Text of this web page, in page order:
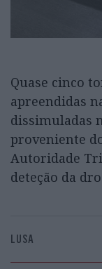
Quase cinco
apreendidas
dissimuladas
proveniente
Autoridade
deteção da
LUSA